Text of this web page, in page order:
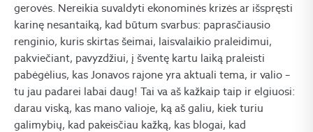
gerovės. Nereikia suvaldyti ekonominės krizės ar išspręsti
karinę nesantaiką, kad būtum svarbus: paprasčiausio
renginio, kuris skirtas šeimai, laisvalaikio praleidimui,
pakviečiant, pavyzdžiui, į šventę kartu laiką praleisti
pabėgėlius, kas Jonavos rajone yra aktuali tema, ir valio –
tu jau padarei labai daug! Tai va aš kažkaip taip ir elgiuosi:
darau viską, kas mano valioje, ką aš galiu, kiek turiu
galimybių, kad pakeisčiau kažką, kas blogai, kad